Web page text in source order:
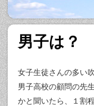
男子は？
女子生徒さんの多い
男子高校の顧問の先
かと聞いたら、１割程